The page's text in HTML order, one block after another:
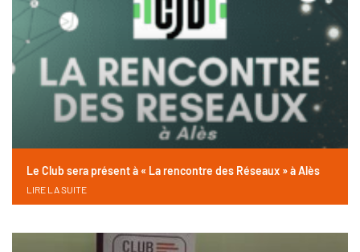
Le Club sera présent à « La rencontre des Réseaux » à Alès
LIRE LA SUITE